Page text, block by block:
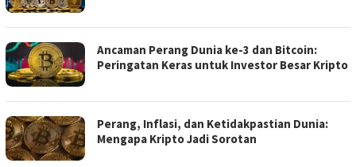
Ancaman Perang Dunia ke-3 dan Bitcoin:
Peringatan Keras untuk Investor Besar Kripto
Perang, Inflasi, dan Ketidakpastian Dunia:
Mengapa Kripto Jadi Sorotan